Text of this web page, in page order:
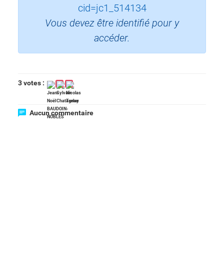
cid=jc1_514134
Vous devez être identifié pour y
accéder.
3 votes :
Aucun commentaire